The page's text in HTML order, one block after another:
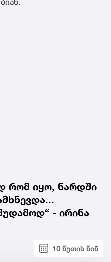
რომ იყო, ნარდში
- ირინა
10 წუთის წინ